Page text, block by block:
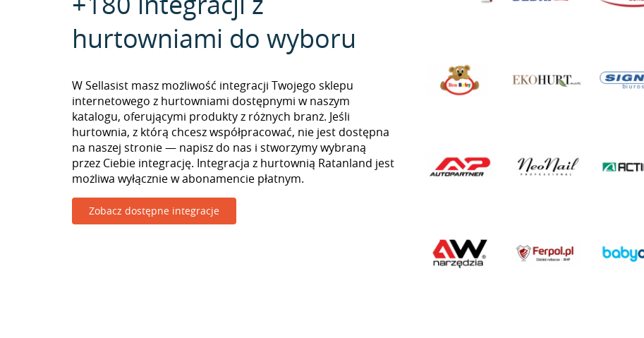
hurtowniami do wyboru
W Sellasist masz możliwość integracji Twojego sklepu
internetowego z hurtowniami dostępnymi w naszym
katalogu, oferującymi produkty z różnych branż. Jeśli
hurtownia, z którą chcesz współpracować, nie jest dostępna
na naszej stronie — napisz do nas i stworzymy wybraną
przez Ciebie integrację. Integracja z hurtownią Ratanland jest
możliwa wyłącznie w abonamencie płatnym.
Zobacz dostępne integracje